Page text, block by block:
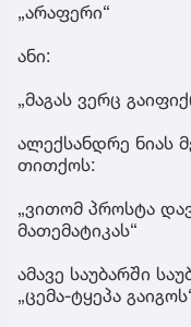
„არაფერი“
ანი:
„მაგას ვერც
ალექსანდრე ნიას
თითქოს:
„ვითომ პროსტა
მათემატიკას“
ამავე საუბარში
„ცემა-ტყეპა